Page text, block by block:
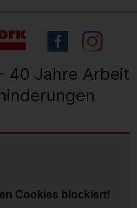
40 Jahre Arbeit